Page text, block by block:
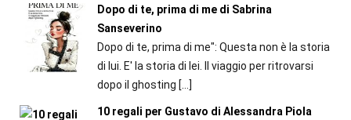
Dopo di te, prima di me di Sabrina
Sanseverino
Dopo di te, prima di me": Questa non è la storia
di lui. E' la storia di lei. Il viaggio per ritrovarsi
dopo il ghosting […]
10 regali per Gustavo di Alessandra Piola